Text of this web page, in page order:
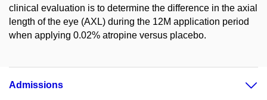
clinical evaluation is to determine the difference in the axial
length of the eye (AXL) during the 12M application period
when applying 0.02% atropine versus placebo.
Admissions